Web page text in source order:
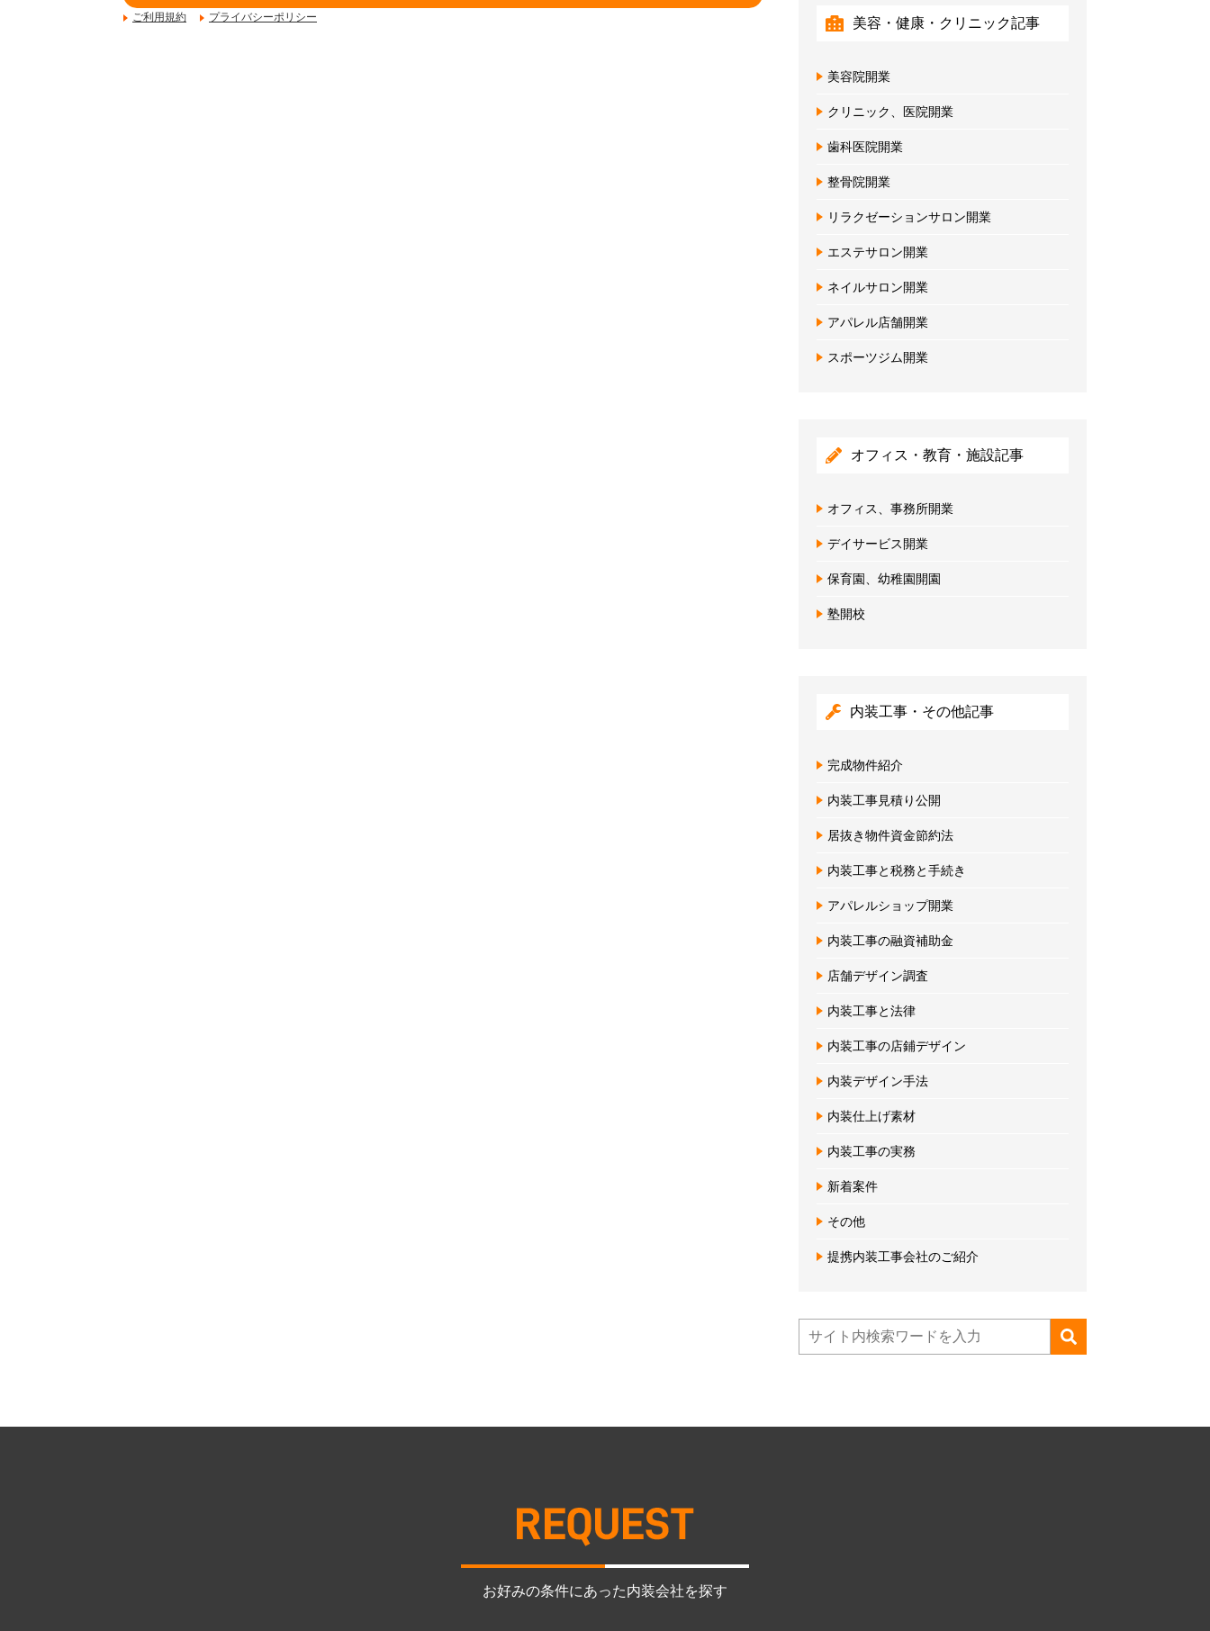
ご利用規約 プライバシーポリシー 美容・健康・クリニック記事
美容院開業
クリニック、医院開業
歯科医院開業
整骨院開業
リラクゼーションサロン開業
エステサロン開業
ネイルサロン開業
アパレル店舗開業
スポーツジム開業
オフィス・教育・施設記事
オフィス、事務所開業
デイサービス開業
保育園、幼稚園開園
塾開校
内装工事・その他記事
完成物件紹介
内装工事見積り公開
居抜き物件資金節約法
内装工事と税務と手続き
アパレルショップ開業
内装工事の融資補助金
店舗デザイン調査
内装工事と法律
内装工事の店鋪デザイン
内装デザイン手法
内装仕上げ素材
内装工事の実務
新着案件
その他
提携内装工事会社のご紹介
お好みの条件にあった内装会社を探す